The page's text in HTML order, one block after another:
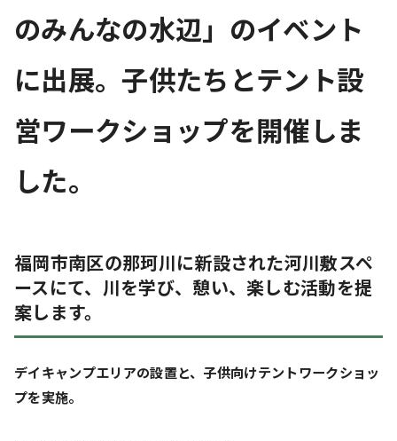
のみんなの水辺」のイベント
に出展。子供たちとテント設
営ワークショップを開催しま
した。
福岡市南区の那珂川に新設された河川敷スペ
ースにて、川を学び、憩い、楽しむ活動を提
案します。
デイキャンプエリアの設置と、子供向けテントワークショッ
プを実施。